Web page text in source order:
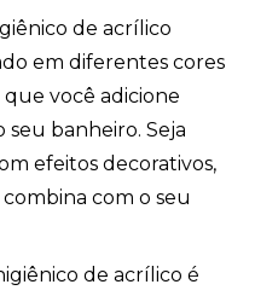
de acrílico
em diferentes cores
você adicione
seu banheiro. Seja
efeitos decorativos,
com o seu
de acrílico é